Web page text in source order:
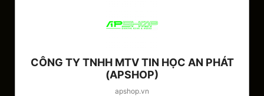
CÔNG TY TNHH MTV TIN HỌC AN PHÁT
(APSHOP)
apshop.vn